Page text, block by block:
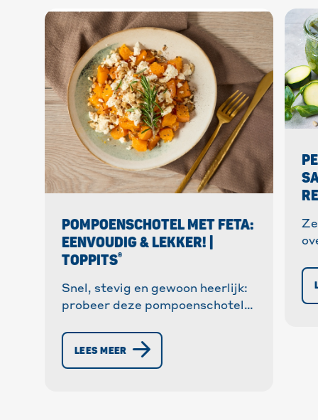
POMPOENSCHOTEL MET FETA:
EENVOUDIG & LEKKER! |
TOPPITS®
Snel, stevig en gewoon heerlijk:
probeer deze pompoenschotel
voor de herfst en ideaal voor je
volgende snelle maaltijd.
LEES MEER